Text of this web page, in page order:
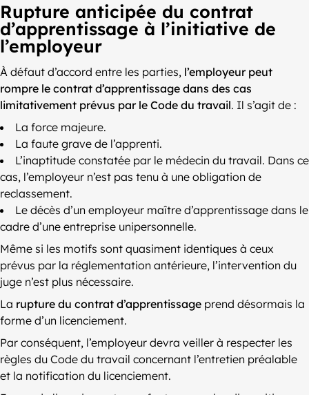
Rupture anticipée du contrat
d’apprentissage à l’initiative de
l’employeur
À défaut d’accord entre les parties, l’employeur peut
rompre le contrat d’apprentissage dans des cas
limitativement prévus par le Code du travail. Il s’agit de :
La force majeure.
La faute grave de l’apprenti.
L’inaptitude constatée par le médecin du travail. Dans ce
cas, l’employeur n’est pas tenu à une obligation de
reclassement.
Le décès d’un employeur maître d’apprentissage dans le
cadre d’une entreprise unipersonnelle.
Même si les motifs sont quasiment identiques à ceux
prévus par la réglementation antérieure, l’intervention du
juge n’est plus nécessaire.
La rupture du contrat d’apprentissage prend désormais la
forme d’un licenciement.
Par conséquent, l’employeur devra veiller à respecter les
règles du Code du travail concernant l’entretien préalable
et la notification du licenciement.